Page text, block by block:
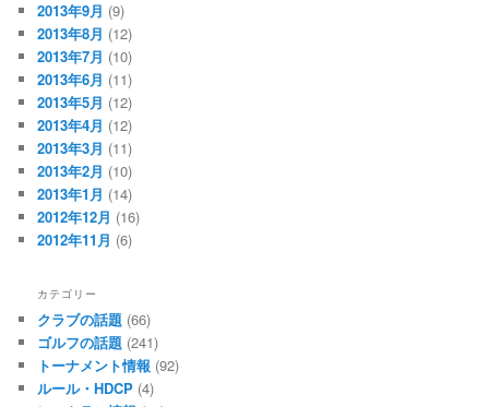
2013年9月 (9)
2013年8月 (12)
2013年7月 (10)
2013年6月 (11)
2013年5月 (12)
2013年4月 (12)
2013年3月 (11)
2013年2月 (10)
2013年1月 (14)
2012年12月 (16)
2012年11月 (6)
カテゴリー
クラブの話題 (66)
ゴルフの話題 (241)
トーナメント情報 (92)
ルール・HDCP (4)